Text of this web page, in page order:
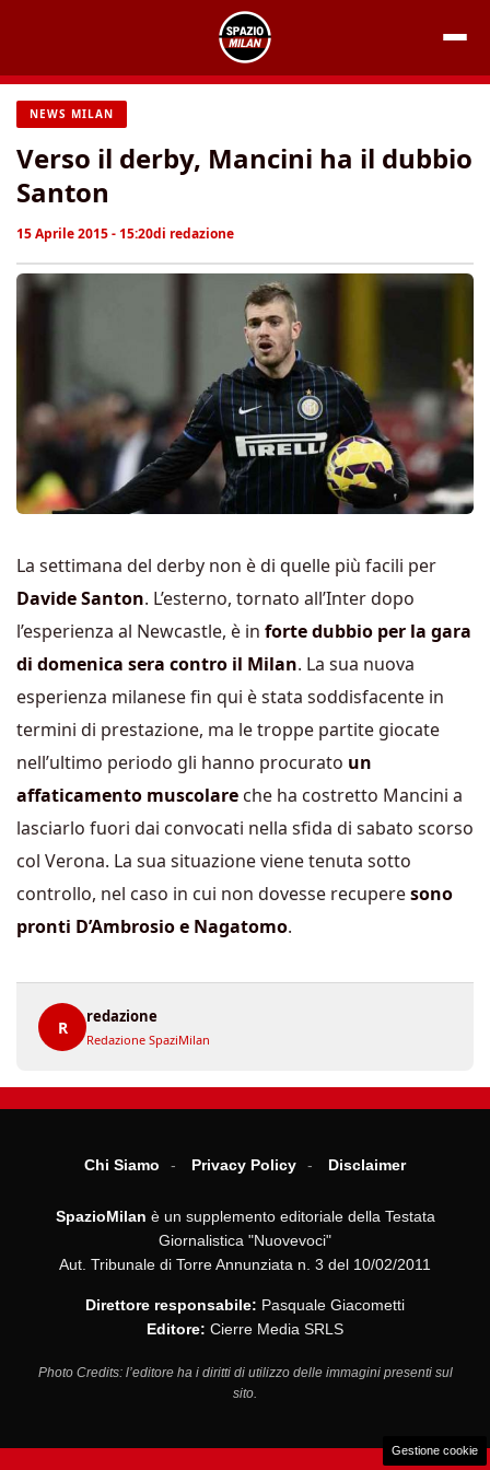
contenuto
NEWS MILAN
Verso il derby, Mancini ha il dubbio
Santon
15 Aprile 2015 - 15:20di redazione
La settimana del derby non è di quelle più facili per
Davide Santon. L’esterno, tornato all’Inter dopo
l’esperienza al Newcastle, è in forte dubbio per la gara
di domenica sera contro il Milan. La sua nuova
esperienza milanese fin qui è stata soddisfacente in
termini di prestazione, ma le troppe partite giocate
nell’ultimo periodo gli hanno procurato un
affaticamento muscolare che ha costretto Mancini a
lasciarlo fuori dai convocati nella sfida di sabato scorso
col Verona. La sua situazione viene tenuta sotto
controllo, nel caso in cui non dovesse recuperesono
pronti D’Ambrosio e Nagatomo.
R
redazione
Redazione SpaziMilan
Chi Siamo Privacy Policy Disclaimer
SpazioMilan è un supplemento editoriale della Testata
Giornalistica "Nuovevoci"
Aut. Tribunale di Torre Annunziata n. 3 del 10/02/2011
Direttore responsabile: Pasquale Giacometti
Editore: Cierre Media SRLS
Photo Credits: l’editore ha i diritti di utilizzo delle immagini presenti sul
sito.
Gestione cookie